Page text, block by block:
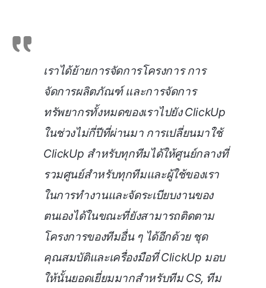
เราได้ย้ายการจัดการโครงการ การ
จัดการผลิตภัณฑ์ และการจัดการ
ทรัพยากรทั้งหมดของเราไปยัง ClickUp
ในช่วงไม่กี่ปีที่ผ่านมา การเปลี่ยนมาใช้
ClickUp สำหรับทุกทีมได้ให้ศูนย์กลางที่
รวมศูนย์สำหรับทุกทีมและผู้ใช้ของเรา
ในการทำงานและจัดระเบียบงานของ
ตนเองได้ในขณะที่ยังสามารถติดตาม
โครงการของทีมอื่น ๆ ได้อีกด้วย ชุด
คุณสมบัติและเครื่องมือที่ ClickUp มอบ
ให้นั้นยอดเยี่ยมมากสำหรับทีม CS, ทีม